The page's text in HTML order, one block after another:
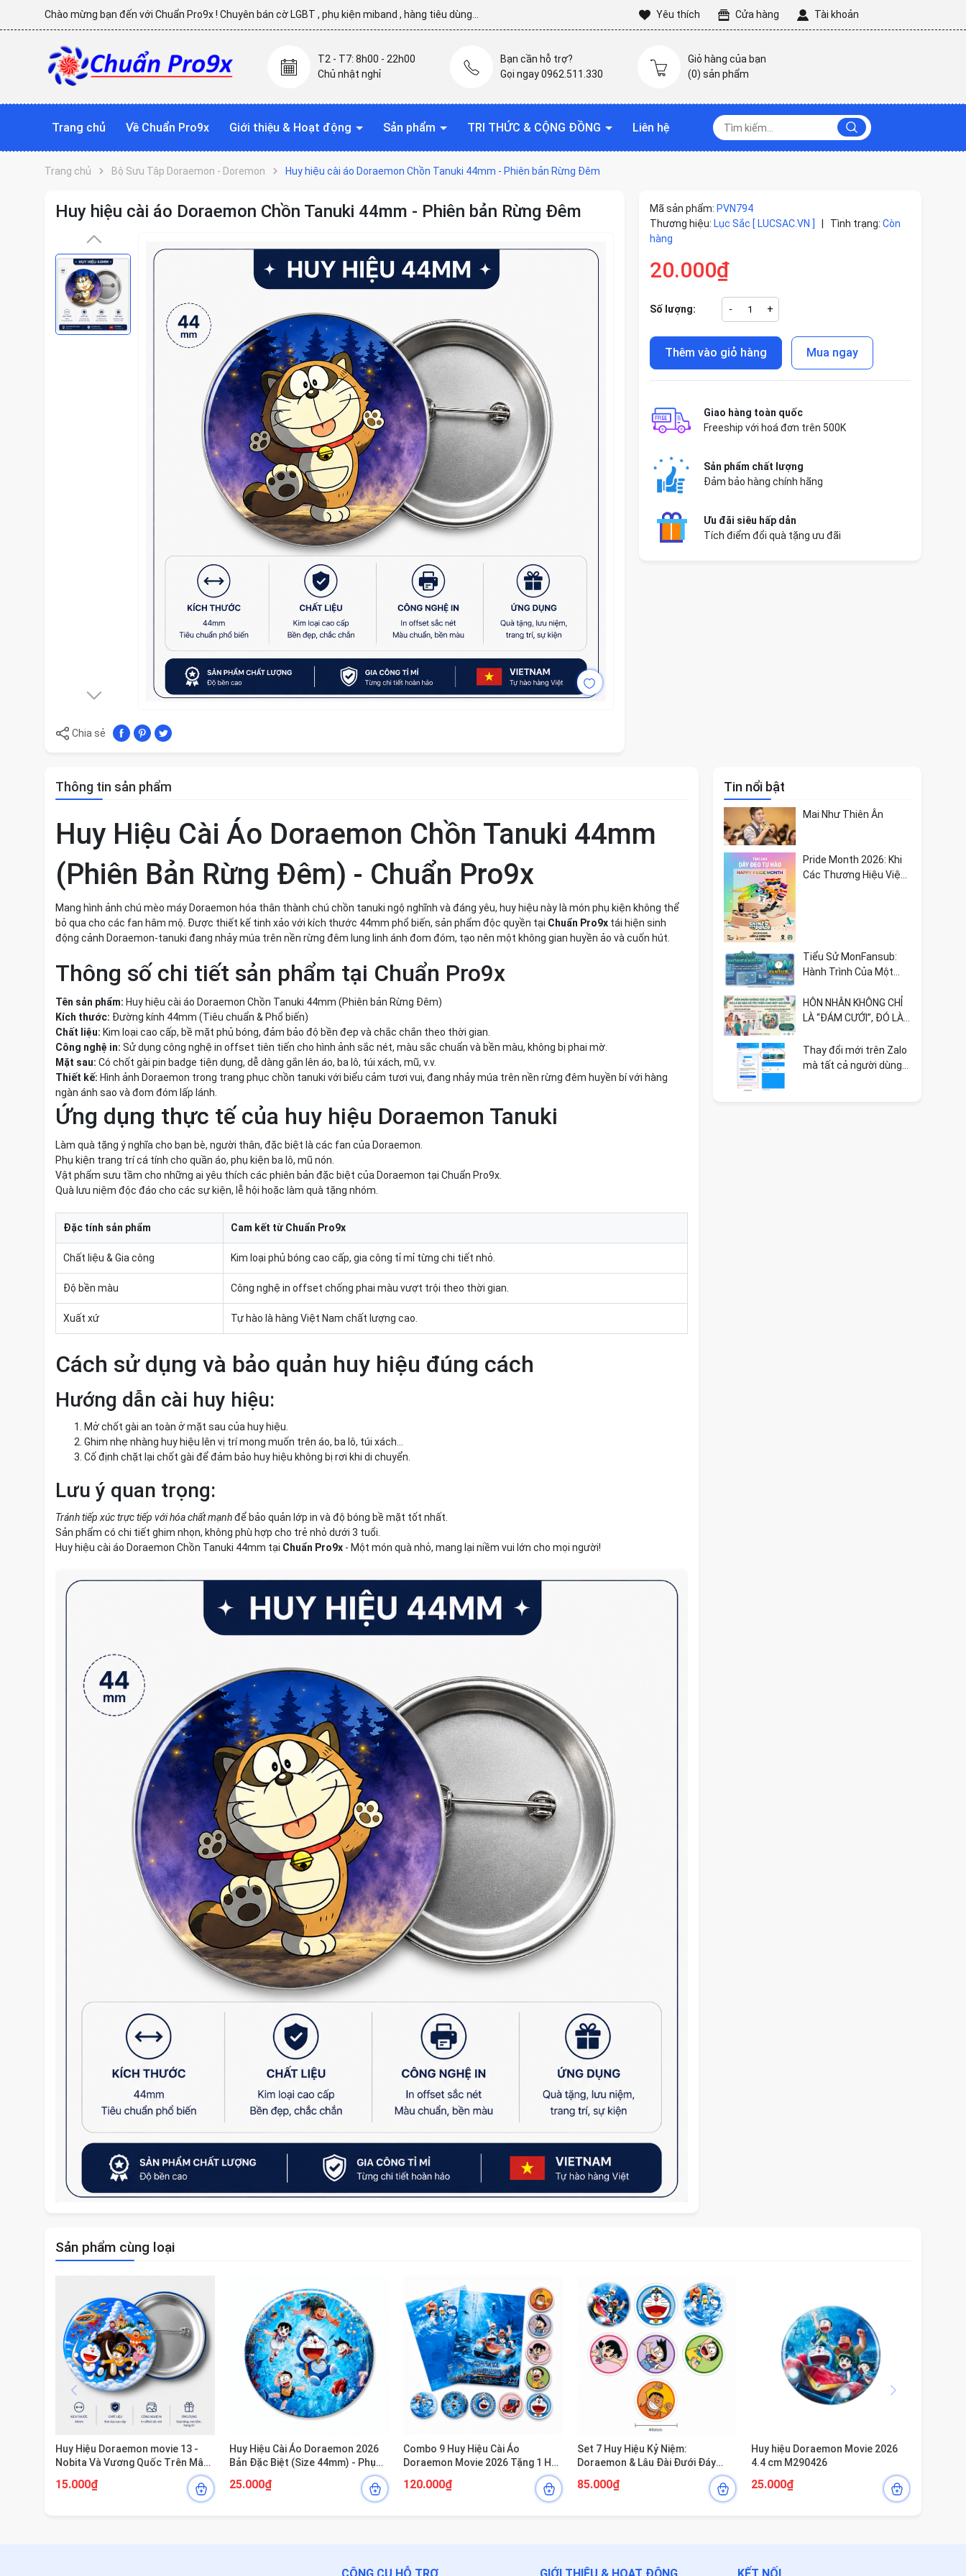
Chào mừng bạn đến với Chuẩn Pro9x ! Chuyên bán cờ LGBT , phụ kiện miband , hàng tiêu dùng... Yêu thích Cửa hàng Tài khoản
T2 - T7: 8h00 - 22h00
Chủ nhật nghỉ
Bạn cần hỗ trợ?
Gọi ngay 0962.511.330
Giỏ hàng của bạn
(0) sản phẩm
Trang chủ Về Chuẩn Pro9x Giới thiệu & Hoạt động Sản phẩm TRI THỨC & CỘNG ĐỒNG Liên hệ
Trang chủ Bộ Sưu Tâp Doraemon - Doremon Huy hiệu cài áo Doraemon Chồn Tanuki 44mm - Phiên bản Rừng Đêm
Huy hiệu cài áo Doraemon Chồn Tanuki 44mm - Phiên bản Rừng Đêm
Chia sẻ
Mã sản phẩm: PVN794
Thương hiệu: Lục Sắc [ LUCSAC.VN ] Tình trạng: Còn
hàng
20.000₫
Số lượng: - +
Thêm vào giỏ hàng Mua ngay
Giao hàng toàn quốc
Freeship với hoá đơn trên 500K
Sản phẩm chất lượng
Đảm bảo hàng chính hãng
Ưu đãi siêu hấp dẫn
Tích điểm đổi quà tặng ưu đãi
Thông tin sản phẩm
Huy Hiệu Cài Áo Doraemon Chồn Tanuki 44mm
(Phiên Bản Rừng Đêm) - Chuẩn Pro9x
Mang hình ảnh chú mèo máy Doraemon hóa thân thành chú chồn tanuki ngộ nghĩnh và đáng yêu, huy hiệu này là món phụ kiện không thể
bỏ qua cho các fan hâm mộ. Được thiết kế tinh xảo với kích thước 44mm phổ biến, sản phẩm độc quyền tại Chuẩn Pro9x tái hiện sinh
động cảnh Doraemon-tanuki đang nhảy múa trên nền rừng đêm lung linh ánh đom đóm, tạo nên một không gian huyền ảo và cuốn hút.
Thông số chi tiết sản phẩm tại Chuẩn Pro9x
Tên sản phẩm: Huy hiệu cài áo Doraemon Chồn Tanuki 44mm (Phiên bản Rừng Đêm)
Kích thước: Đường kính 44mm (Tiêu chuẩn & Phổ biến)
Chất liệu: Kim loại cao cấp, bề mặt phủ bóng, đảm bảo độ bền đẹp và chắc chắn theo thời gian.
Công nghệ in: Sử dụng công nghệ in offset tiên tiến cho hình ảnh sắc nét, màu sắc chuẩn và bền màu, không bị phai mờ.
Mặt sau: Có chốt gài pin badge tiện dụng, dễ dàng gắn lên áo, ba lô, túi xách, mũ, v.v.
Thiết kế: Hình ảnh Doraemon trong trang phục chồn tanuki với biểu cảm tươi vui, đang nhảy múa trên nền rừng đêm huyền bí với hàng
ngàn ánh sao và đom đóm lấp lánh.
Ứng dụng thực tế của huy hiệu Doraemon Tanuki
Làm quà tặng ý nghĩa cho bạn bè, người thân, đặc biệt là các fan của Doraemon.
Phụ kiện trang trí cá tính cho quần áo, phụ kiện ba lô, mũ nón.
Vật phẩm sưu tầm cho những ai yêu thích các phiên bản đặc biệt của Doraemon tại Chuẩn Pro9x.
Quà lưu niệm độc đáo cho các sự kiện, lễ hội hoặc làm quà tặng nhóm.
Đặc tính sản phẩm Cam kết từ Chuẩn Pro9x
Chất liệu & Gia công Kim loại phủ bóng cao cấp, gia công tỉ mỉ từng chi tiết nhỏ.
Độ bền màu Công nghệ in offset chống phai màu vượt trội theo thời gian.
Xuất xứ Tự hào là hàng Việt Nam chất lượng cao.
Cách sử dụng và bảo quản huy hiệu đúng cách
Hướng dẫn cài huy hiệu:
Mở chốt gài an toàn ở mặt sau của huy hiệu.
Ghim nhẹ nhàng huy hiệu lên vị trí mong muốn trên áo, ba lô, túi xách...
Cố định chặt lại chốt gài để đảm bảo huy hiệu không bị rơi khi di chuyển.
Lưu ý quan trọng:
Tránh tiếp xúc trực tiếp với hóa chất mạnhđể bảo quản lớp in và độ bóng bề mặt tốt nhất.
Sản phẩm có chi tiết ghim nhọn, không phù hợp cho trẻ nhỏ dưới 3 tuổi.
Huy hiệu cài áo Doraemon Chồn Tanuki 44mm tại Chuẩn Pro9x - Một món quà nhỏ, mang lại niềm vui lớn cho mọi người!
Tin nổi bật
Mai Như Thiên Ân
Pride Month 2026: Khi
Các Thương Hiệu Việt
Tiểu Sử MonFansub:
Hành Trình Của Một
Doraemon
HÔN NHÂN KHÔNG CHỈ
LÀ “ĐÁM CƯỚI”, ĐÓ LÀ
CHO MỘT GIA ĐÌNH 🏳️‍🌈
Thay đổi mới trên Zalo
mà tất cả người dùng
Sản phẩm cùng loại
Huy Hiệu Doraemon movie 13 -
Nobita Và Vương Quốc Trên Mây
(Size 44mm) - HHDORA2805932
15.000₫
Huy Hiệu Cài Áo Doraemon 2026
Bản Đặc Biệt (Size 44mm) - Phụ
Kiện Anime Hoạt Hình Đáng Yêu
25.000₫
Combo 9 Huy Hiệu Cài Áo
Doraemon Movie 2026 Tặng 1 Huy
120.000₫
Set 7 Huy Hiệu Kỷ Niệm:
Doraemon & Lâu Đài Đưới Đáy
85.000₫
Huy hiệu Doraemon Movie 2026
4.4 cm M290426
25.000₫